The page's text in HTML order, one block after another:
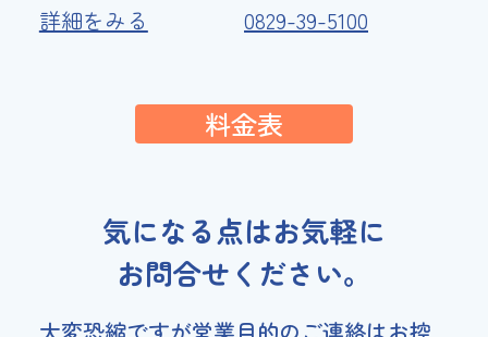
詳細をみる
0829-39-5100
料金表
気になる点はお気軽に
お問合せください。